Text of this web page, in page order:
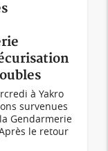
à Yakro
survenues
Gendarmerie
le retour